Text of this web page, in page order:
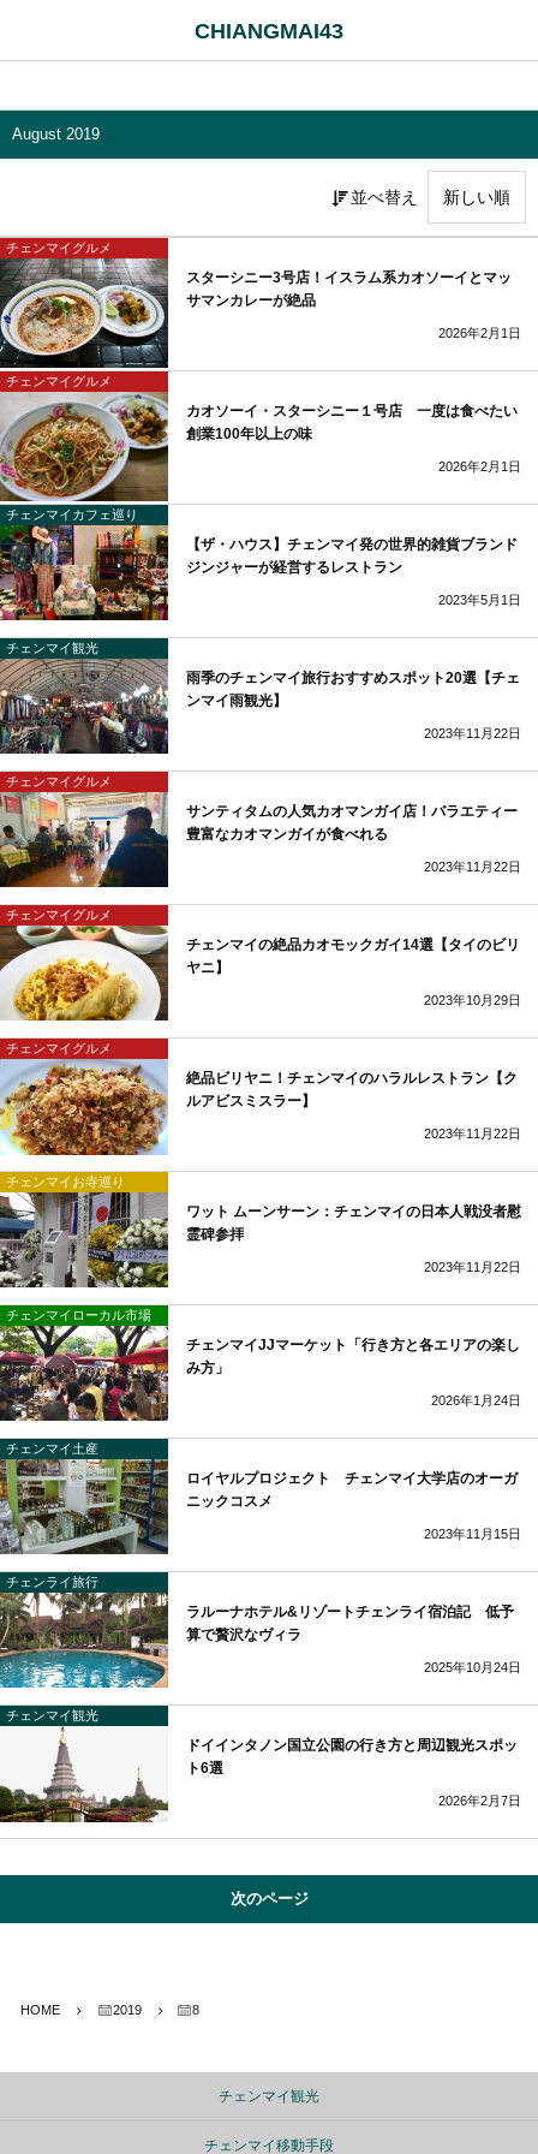
CHIANGMAI43
August 2019
並べ替え
チェンマイグルメ
スターシニー3号店！イスラム系カオソーイとマッ
サマンカレーが絶品
2026年2月1日
チェンマイグルメ
カオソーイ・スターシニー１号店 一度は食べたい
創業100年以上の味
2026年2月1日
チェンマイカフェ巡り
【ザ・ハウス】チェンマイ発の世界的雑貨ブランド
ジンジャーが経営するレストラン
2023年5月1日
チェンマイ観光
雨季のチェンマイ旅行おすすめスポット20選【チェ
ンマイ雨観光】
2023年11月22日
チェンマイグルメ
サンティタムの人気カオマンガイ店！バラエティー
豊富なカオマンガイが食べれる
2023年11月22日
チェンマイグルメ
チェンマイの絶品カオモックガイ14選【タイのビリ
ヤニ】
2023年10月29日
チェンマイグルメ
絶品ビリヤニ！チェンマイのハラルレストラン【ク
ルアビスミスラー】
2023年11月22日
チェンマイお寺巡り
ワット ムーンサーン：チェンマイの日本人戦没者慰
霊碑参拝
2023年11月22日
チェンマイローカル市場
チェンマイJJマーケット「行き方と各エリアの楽し
み方」
2026年1月24日
チェンマイ土産
ロイヤルプロジェクト チェンマイ大学店のオーガ
ニックコスメ
2023年11月15日
チェンライ旅行
ラルーナホテル&リゾートチェンライ宿泊記 低予
算で贅沢なヴィラ
2025年10月24日
チェンマイ観光
ドイインタノン国立公園の行き方と周辺観光スポッ
ト6選
2026年2月7日
次のページ
HOME 2019 8
チェンマイ観光
チェンマイ移動手段